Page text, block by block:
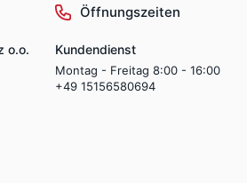
o.o.
Öffnungszeiten
Kundendienst
Montag - Freitag 8:00 - 16:00
+49 15156580694